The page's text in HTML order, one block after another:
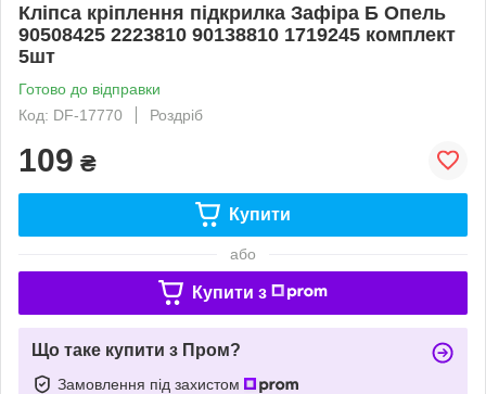
Кліпса кріплення підкрилка Зафіра Б Опель
90508425 2223810 90138810 1719245 комплект
5шт
Готово до відправки
Код: DF-17770
Роздріб
109 ₴
Купити
або
Купити з
Що таке купити з Пром?
Замовлення під захистом